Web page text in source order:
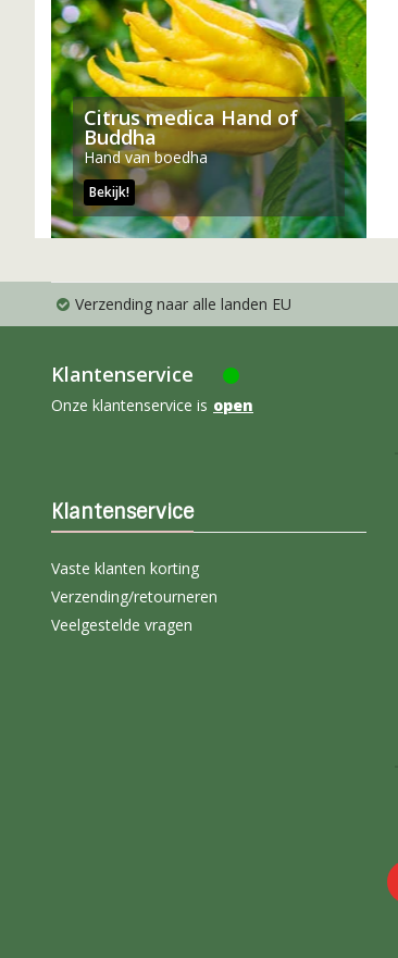
Citrus medica Hand of
Buddha
Hand van boedha
Bekijk!
Verzending naar alle landen EU
Klantenservice
Onze klantenservice is open
Klantenservice
Vaste klanten korting
Verzending/retourneren
Veelgestelde vragen